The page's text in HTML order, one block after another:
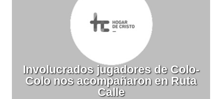
Involucrados jugadores de Colo-
Colo nos acompañaron en Ruta
Calle